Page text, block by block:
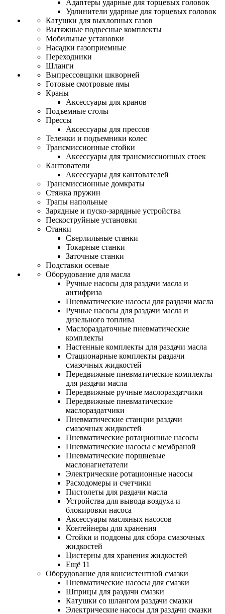
Адаптеры ударные для торцевых головок
Удлинители ударные для торцевых головок
Катушки для выхлопных газов
Вытяжные подвесные комплекты
Мобильные установки
Насадки газоприемные
Переходники
Шланги
Выпрессовщики шкворней
Готовые смотровые ямы
Краны
Аксессуары для кранов
Подъемные столы
Прессы
Аксессуары для прессов
Тележки и подъемники колес
Трансмиссионные стойки
Аксессуары для трансмиссионных стоек
Кантователи
Аксессуары для кантователей
Трансмиссионные домкраты
Стяжка пружин
Трапы напольные
Зарядные и пуско-зарядные устройства
Пескоструйные установки
Станки
Сверлильные станки
Токарные станки
Заточные станки
Подставки осевые
Оборудование для масла
Ручные насосы для раздачи масла и
антифриза
Пневматические насосы для раздачи масла
Ручные насосы для раздачи масла и
дизельного топлива
Маслораздаточные пневматические
комплекты
Настенные комплекты для раздачи масла
Стационарные комплекты раздачи
смазочных жидкостей
Передвижные пневматические комплекты
для раздачи масла
Передвижные ручные маслораздатчики
Передвижные пневматические
маслораздатчики
Пневматические станции раздачи
смазочных жидкостей
Пневматические ротационные насосы
Пневматические насосы с мембраной
Пневматические поршневые
маслонагнетатели
Электрические ротационные насосы
Расходомеры и счетчики
Пистолеты для раздачи масла
Устройства для вывода воздуха и
блокировки насоса
Аксессуары масляных насосов
Контейнеры для хранения
Стойки и поддоны для сбора смазочных
жидкостей
Цистерны для хранения жидкостей
Ещё 11
Оборудование для консистентной смазки
Пневматические насосы для смазки
Шприцы для раздачи смазки
Катушки со шлангом раздачи смазки
Электрические насосы для раздачи смазки